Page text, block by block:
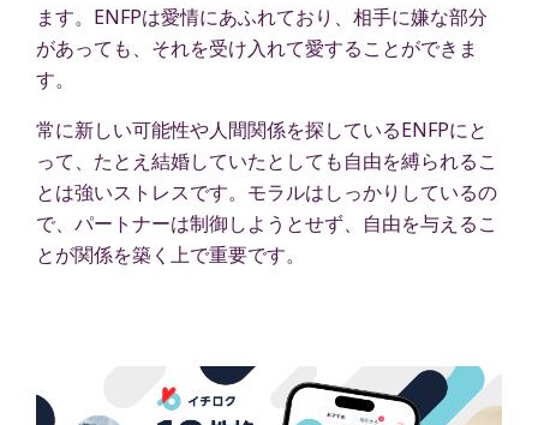
ます。ENFPは愛情にあふれており、相手に嫌な部分
があっても、それを受け入れて愛することができま
す。
常に新しい可能性や人間関係を探しているENFPにと
って、たとえ結婚していたとしても自由を縛られるこ
とは強いストレスです。モラルはしっかりしているの
で、パートナーは制御しようとせず、自由を与えるこ
とが関係を築く上で重要です。